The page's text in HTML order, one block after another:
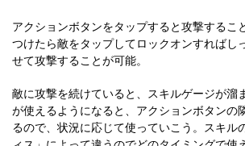
アクションボタンをタップすると攻撃するこ
つけたら敵をタップしてロックオンすればし
せて攻撃することが可能。
敵に攻撃を続けていると、スキルゲージが溜
が使えるようになると、アクションボタンの
るので、状況に応じて使っていこう。スキル